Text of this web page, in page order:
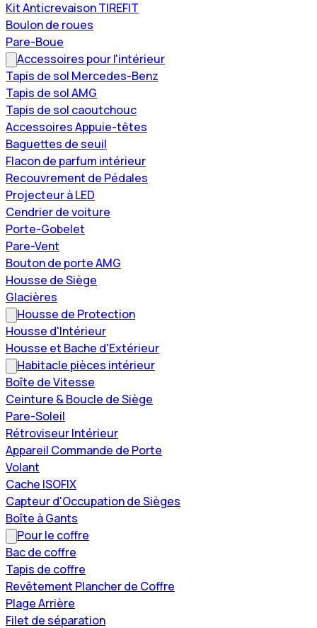
Kit Anticrevaison TIREFIT
Boulon de roues
Pare-Boue
Accessoires pour l'intérieur
Tapis de sol Mercedes-Benz
Tapis de sol AMG
Tapis de sol caoutchouc
Accessoires Appuie-têtes
Baguettes de seuil
Flacon de parfum intérieur
Recouvrement de Pédales
Projecteur à LED
Cendrier de voiture
Porte-Gobelet
Pare-Vent
Bouton de porte AMG
Housse de Siège
Glacières
Housse de Protection
Housse d'Intérieur
Housse et Bache d'Extérieur
Habitacle pièces intérieur
Boîte de Vitesse
Ceinture & Boucle de Siège
Pare-Soleil
Rétroviseur Intérieur
Appareil Commande de Porte
Volant
Cache ISOFIX
Capteur d'Occupation de Sièges
Boîte à Gants
Pour le coffre
Bac de coffre
Tapis de coffre
Revêtement Plancher de Coffre
Plage Arrière
Filet de séparation